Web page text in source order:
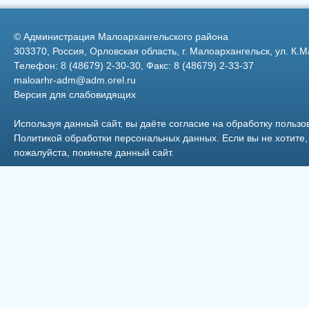
© Администрация Малоархангельского района
303370, Россия, Орловская область, г. Малоархангельск, ул.
Телефон: 8 (48679) 2-30-30, Факс: 8 (48679) 2-33-37
maloarhr-adm@adm.orel.ru
Версия для слабовидящих
Используя данный сайт, вы даёте согласие на обработку
Политикой обработки персональных данных . Если вы не
пожалуйста, покиньте данный сайт.